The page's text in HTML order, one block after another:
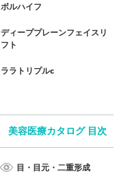
ボルハイフ
ディーププレーンフェイスリ
フト
ララトリプルc
美容医療カタログ 目次
目・目元・二重形成